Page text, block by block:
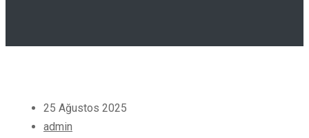
25 Ağustos 2025
admin